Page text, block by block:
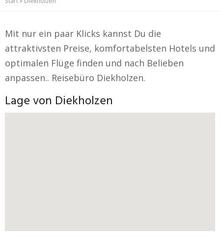
Mit nur ein paar Klicks kannst Du die
attraktivsten Preise, komfortabelsten Hotels und
optimalen Flüge finden und nach Belieben
anpassen.. Reisebüro Diekholzen.
Lage von Diekholzen